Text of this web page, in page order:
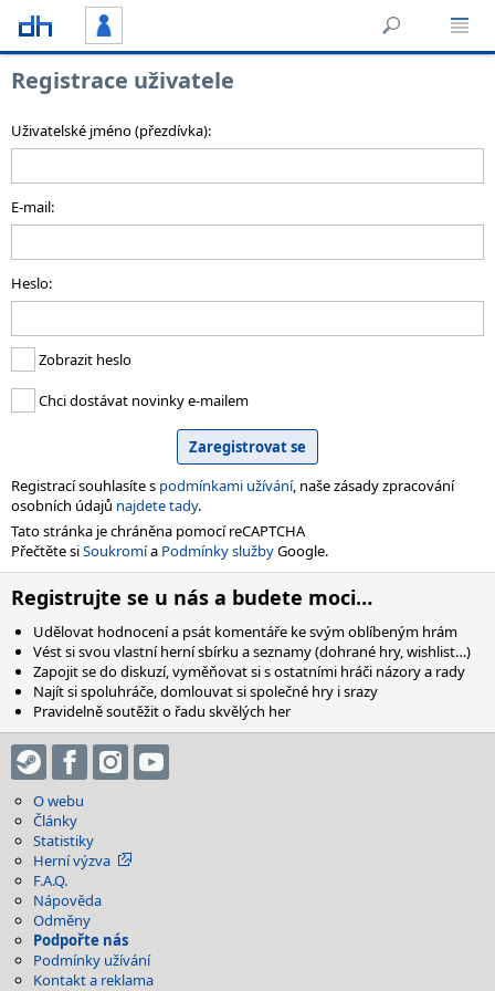
Registrace uživatele
Uživatelské jméno (přezdívka):
E-mail:
Heslo:
Zobrazit heslo
Chci dostávat novinky e-mailem
Registrací souhlasíte s podmínkami užívání, naše zásady zpracování
osobních údajů najdete tady.
Tato stránka je chráněna pomocí reCAPTCHA
Přečtěte siSoukromía Podmínky službyGoogle.
Registrujte se u nás a budete moci…
Udělovat hodnocení a psát komentáře ke svým oblíbeným hrám
Vést si svou vlastní herní sbírku a seznamy (dohrané hry, wishlist…)
Zapojit se do diskuzí, vyměňovat si s ostatními hráči názory a rady
Najít si spoluhráče, domlouvat si společné hry i srazy
Pravidelně soutěžit o řadu skvělých her
O webu
Články
Statistiky
Herní výzva
F.A.Q.
Nápověda
Odměny
Podpořte nás
Podmínky užívání
Kontakt a reklama